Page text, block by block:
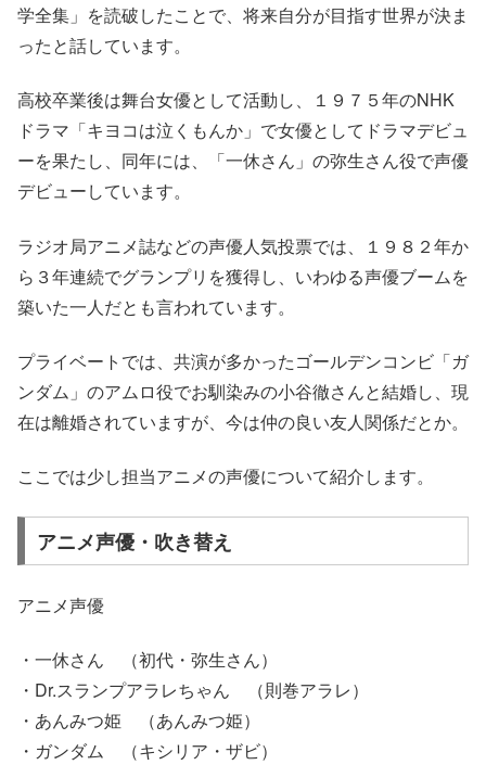
学全集」を読破したことで、将来自分が目指す世界が決ま
ったと話しています。
高校卒業後は舞台女優として活動し、１９７５年のNHK
ドラマ「キヨコは泣くもんか」で女優としてドラマデビュ
ーを果たし、同年には、「一休さん」の弥生さん役で声優
デビューしています。
ラジオ局アニメ誌などの声優人気投票では、１９８２年か
ら３年連続でグランプリを獲得し、いわゆる声優ブームを
築いた一人だとも言われています。
プライベートでは、共演が多かったゴールデンコンビ「ガ
ンダム」のアムロ役でお馴染みの小谷徹さんと結婚し、現
在は離婚されていますが、今は仲の良い友人関係だとか。
ここでは少し担当アニメの声優について紹介します。
アニメ声優・吹き替え
アニメ声優
・一休さん （初代・弥生さん）
・Dr.スランプアラレちゃん （則巻アラレ）
・あんみつ姫 （あんみつ姫）
・ガンダム （キシリア・ザビ）